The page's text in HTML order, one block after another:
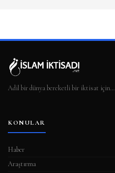
Adil bir dünya bereketli bir iktisat için…
KONULAR
Haber
Araştırma